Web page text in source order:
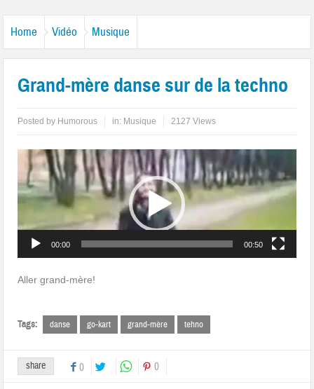
Home Vidéo Musique
Grand-mère danse sur de la techno
Posted by Humorous in: Musique 2127 Views
Lecteur
vidéo
00:00 00:50
Aller grand-mère!
Tags: danse go-kart grand-mère tehno
share 0 0